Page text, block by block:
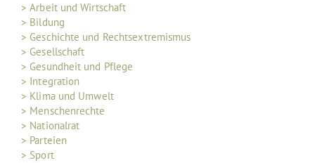
> Arbeit und Wirtschaft
> Bildung
> Geschichte und Rechtsextremismus
> Gesellschaft
> Gesundheit und Pflege
> Integration
> Klima und Umwelt
> Menschenrechte
> Nationalrat
> Parteien
> Sport